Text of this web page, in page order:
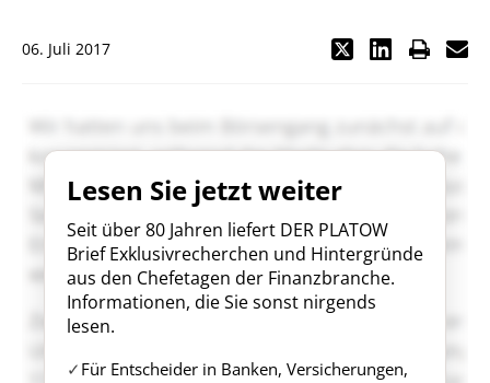
06. Juli 2017
Lesen Sie jetzt weiter
Seit über 80 Jahren liefert DER PLATOW
Brief Exklusivrecherchen und Hintergründe
aus den Chefetagen der Finanzbranche.
Informationen, die Sie sonst nirgends
lesen.
Für Entscheider in Banken, Versicherungen,